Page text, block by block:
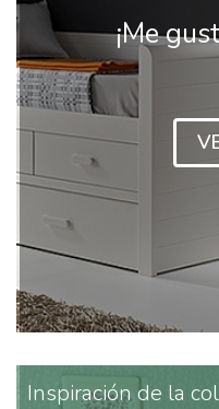
¡Me
Inspiración de la